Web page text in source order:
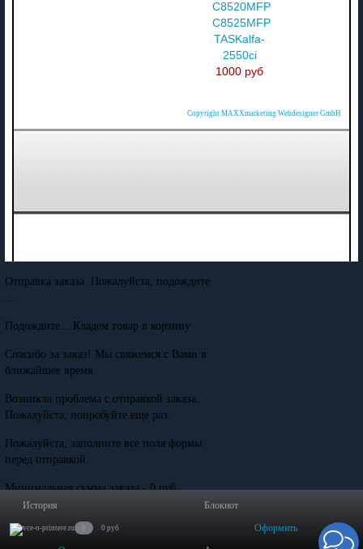
C8520MFP/
C8525MFP/
TASKalfa-
2550ci
1000 руб
Copyright MAXXmarketing Webdesigner GmbH
История Блокнот
0 0 руб
Оформить
Отправка заказа. Пожалуйста, подождите
...
Подождите... Кладем товар в корзину
Спасибо за заказ! Мы свяжемся с Вами в
ближайшее время
Возникла проблема с отправкой заказа.
Пожалуйста, попробуйте еще раз.
Пожалуйста, заполните все поля формы
перед отправкой.
Минимальная сумма заказа - 0 руб.